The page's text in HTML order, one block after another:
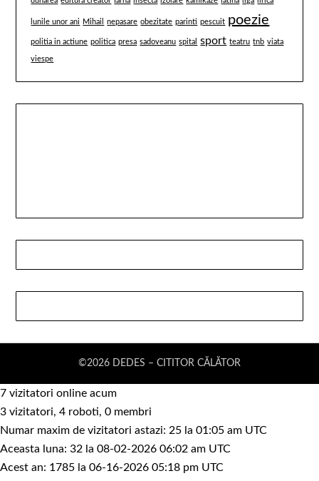
lunile unor ani Mihail nepasare obezitate parinti pescuit poezie
politia in actiune politica presa sadoveanu spital sport teatru tnb viata
viespe
©2026 DEDES – CITITOR CĂLĂTOR
7 vizitatori online acum
3 vizitatori, 4 roboti, 0 membri
Numar maxim de vizitatori astazi: 25 la 01:05 am UTC
Aceasta luna: 32 la 08-02-2026 06:02 am UTC
Acest an: 1785 la 06-16-2026 05:18 pm UTC